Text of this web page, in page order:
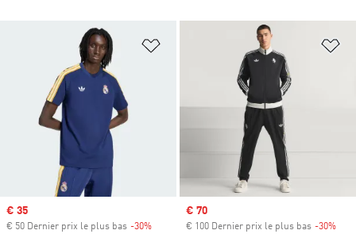
Ajouter à la Liste de produits
Prix soldé
€ 35
€ 50 Dernier prix le plus bas -30%
Prix soldé
€ 70
€ 100 Dernier prix le plus bas -30%